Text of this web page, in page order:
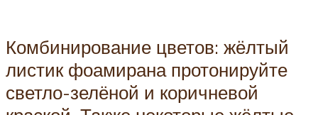
Комбинирование цветов: жёлтый
листик фоамирана протонируйте
светло-зелёной и коричневой